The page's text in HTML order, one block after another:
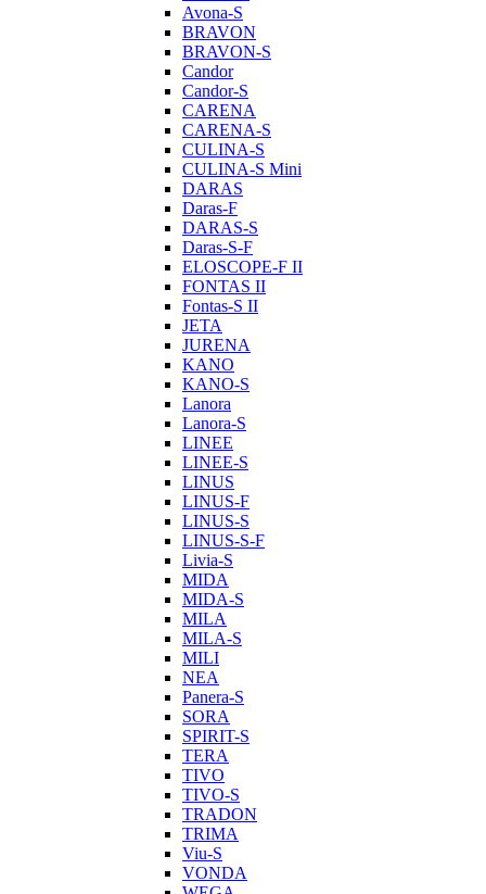
Avona-S
BRAVON
BRAVON-S
Candor
Candor-S
CARENA
CARENA-S
CULINA-S
CULINA-S Mini
DARAS
Daras-F
DARAS-S
Daras-S-F
ELOSCOPE-F II
FONTAS II
Fontas-S II
JETA
JURENA
KANO
KANO-S
Lanora
Lanora-S
LINEE
LINEE-S
LINUS
LINUS-F
LINUS-S
LINUS-S-F
Livia-S
MIDA
MIDA-S
MILA
MILA-S
MILI
NEA
Panera-S
SORA
SPIRIT-S
TERA
TIVO
TIVO-S
TRADON
TRIMA
Viu-S
VONDA